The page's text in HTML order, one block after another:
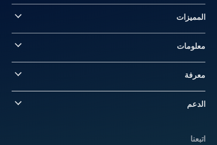
المميزات
معلومات‎
معرفة
الدعم
اتبعنا